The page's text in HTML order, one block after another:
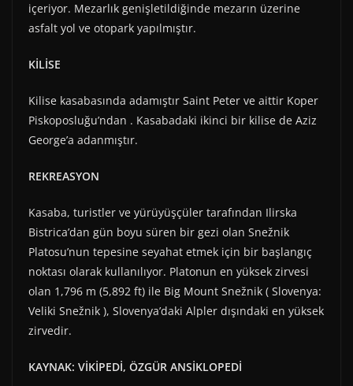
içeriyor. Mezarlık genişletildiğinde mezarın üzerine
asfalt yol ve otopark yapılmıştır.
KİLİSE
Kilise kasabasında adamıştır Saint Peter ve aittir Koper
Piskoposluğu’ndan . Kasabadaki ikinci bir kilise de Aziz
George’a adanmıştır.
REKREASYON
Kasaba, turistler ve yürüyüşçüler tarafından Ilirska
Bistrica’dan gün boyu süren bir gezi olan Snežnik
Platosu’nun tepesine seyahat etmek için bir başlangıç ​​
noktası olarak kullanılıyor. Platonun en yüksek zirvesi
olan 1,796 m (5,892 ft) ile Big Mount Snežnik ( Slovenya:
Veliki Snežnik ), Slovenya’daki Alpler dışındaki en yüksek
zirvedir.
KAYNAK: VİKİPEDİ, ÖZGÜR ANSİKLOPEDİ